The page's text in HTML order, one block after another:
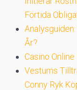
Förtida
År?
Casino
Vestums
Conny Ryk